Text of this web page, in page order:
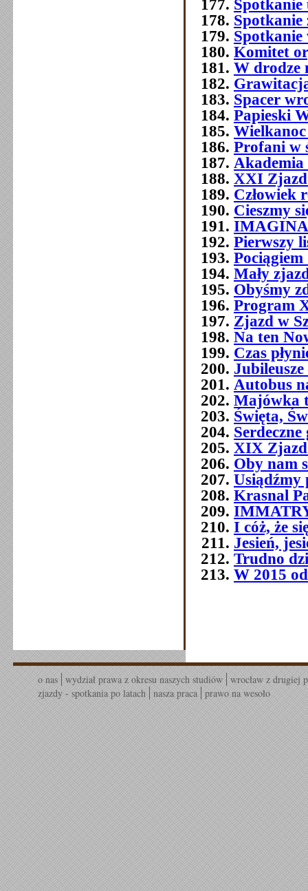
Spotkanie
Spotkanie
Spotkanie
Komitet
W drodze
Spacer
Papieski
Profani w
XXI
Człowiek
Cieszmy
Pierwszy
Mały
Obyśmy
Program
Zjazd w
Na ten
Czas
Autobus
Majówka
Święta,
XIX
Oby nam
Usiądźmy
Krasnal
I cóż, że
Jesień,
Trudno
W 2015
o nas wydział prawa z okresu naszych studiów wrocław z drugiej
zjazdy - spotkania po latach nasza praca prawo na wesoło